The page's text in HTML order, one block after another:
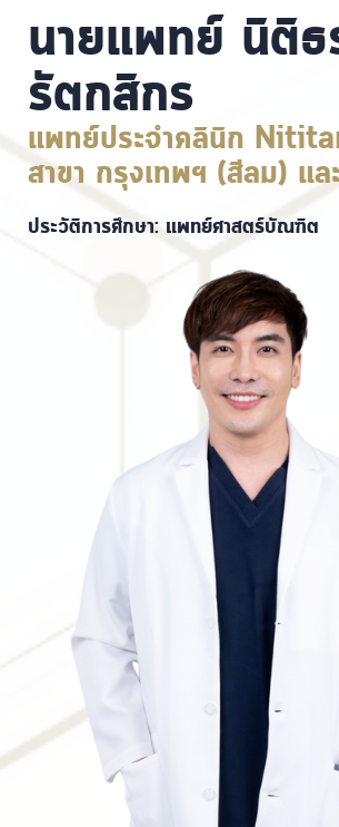
นายแพทย์ นิติธ
รัตกสิกร
แพทย์ประจำคลินิก
สาขา กรุงเทพฯ (สีลม) แ
ประวัติการศึกษา: แพทย์ศาสตร์บัณฑิต